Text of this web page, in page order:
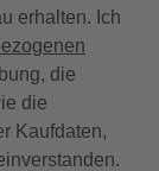
erhalten. Ich
die
die
Kaufdaten,